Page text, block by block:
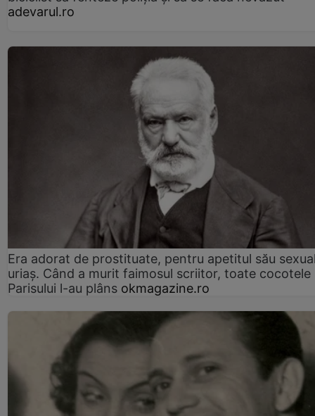
adevarul.ro
Era adorat de prostituate, pentru apetitul său
uriaș. Când a murit faimosul scriitor, toate cocotele
Parisului l-au plâns okmagazine.ro